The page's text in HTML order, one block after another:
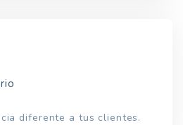
diferente a tus clientes.